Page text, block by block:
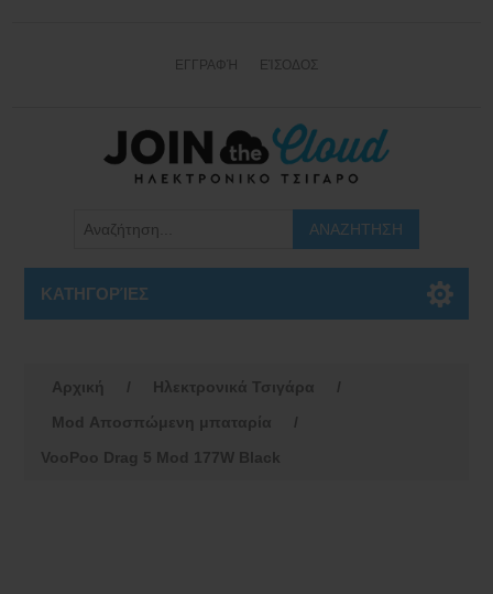
ΕΓΓΡΑΦΉ ΕΊΣΟΔΟΣ
ΚΑΤΗΓΟΡΊΕΣ
Αρχική / Ηλεκτρονικά Τσιγάρα
/
Mod Αποσπώμενη μπαταρία
/
VooPoo Drag 5 Mod 177W Black